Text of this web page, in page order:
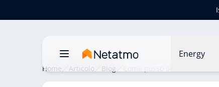
Energy
Home Articolo Blog